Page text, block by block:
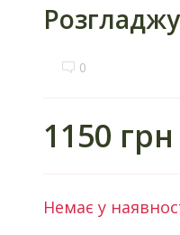
0
1150 грн
Немає у